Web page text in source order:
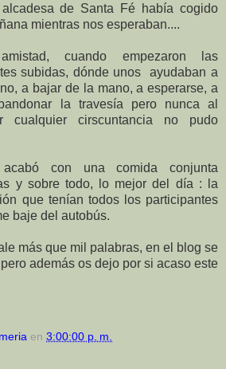
de Santa Fé había cogido
mientras nos esperaban....
cuando empezaron las
subidas, dónde unos ayudaban a
a bajar de la mano, a esperarse, a
la travesía pero nunca al
cualquier cirscuntancia no pudo
con una comida conjunta
y sobre todo, lo mejor del día : la
que tenían todos los participantes
baje del autobús.
más que mil palabras, en el blog se
además os dejo por si acaso este
en 3:00:00 p. m.